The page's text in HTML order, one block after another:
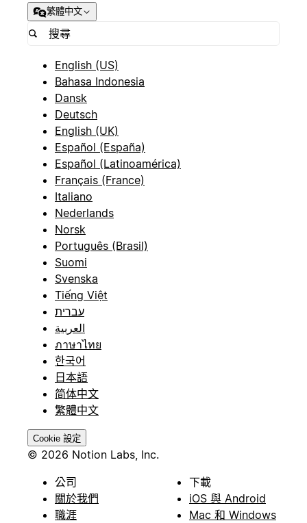
繁體中文
English (US)
Bahasa Indonesia
Dansk
Deutsch
English (UK)
Español (España)
Español (Latinoamérica)
Français (France)
Italiano
Nederlands
Norsk
Português (Brasil)
Suomi
Svenska
Tiếng Việt
עברית
العربية
ภาษาไทย
한국어
日本語
简体中文
繁體中文
Cookie 設定
© 2026 Notion Labs, Inc.
公司
關於我們
職涯
下載
iOS 與 Android
Mac 和 Windows